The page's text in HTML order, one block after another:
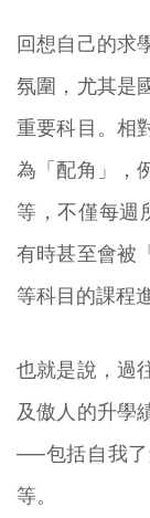
回想自己的求
氛圍，尤其是
重要科目。相
為「配角」，
等，不僅每週
有時甚至會被
等科目的課程
也就是說，過
及傲人的升學
──包括自我
等。